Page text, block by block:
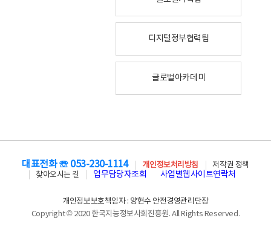
디지털정부협력팀
글로벌아카데미
대표전화 ☏ 053-230-1114 개인정보처리방침
저작권 정책
찾아오시는 길
업무담당자조회 사업별웹사이트연락처
개인정보보호책임자 : 양현수 안전경영관리단장
Copyright © 2020 한국지능정보사회진흥원. All Rights Reserved.